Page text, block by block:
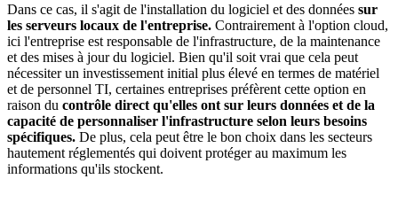
Dans ce cas, il s'agit de l'installation du logiciel et des données sur
les serveurs locaux de l'entreprise. Contrairement à l'option cloud,
ici l'entreprise est responsable de l'infrastructure, de la maintenance
et des mises à jour du logiciel. Bien qu'il soit vrai que cela peut
nécessiter un investissement initial plus élevé en termes de matériel
et de personnel TI, certaines entreprises préfèrent cette option en
raison du contrôle direct qu'elles ont sur leurs données et de la
capacité de personnaliser l'infrastructure selon leurs besoins
spécifiques. De plus, cela peut être le bon choix dans les secteurs
hautement réglementés qui doivent protéger au maximum les
informations qu'ils stockent.